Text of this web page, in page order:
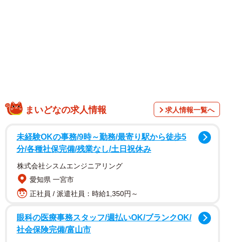
の一角に、昨年12月に収穫した後のクワイの茎や葉が置か
れていた。
まいどなの求人情報 求人情報一覧へ
未経験OKの事務/9時～勤務/最寄り駅から徒歩5
分/各種社保完備/残業なし/土日祝休み
株式会社シスムエンジニアリング
愛知県 一宮市
正社員 / 派遣社員：時給1,350円～
眼科の医療事務スタッフ/週払いOK/ブランクOK/
社会保険完備/富山市